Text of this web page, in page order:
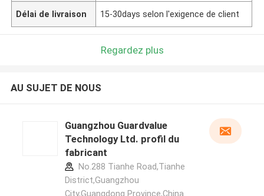
Délai de livraison 15-30days selon l'exigence de client
Regardez plus
AU SUJET DE NOUS
Guangzhou Guardvalue
Technology Ltd. profil du
fabricant
No.288 Tianhe Road,Tianhe
District,Guangzhou
City,Guangdong Province,China